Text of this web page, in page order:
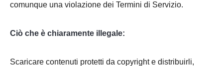
comunque una violazione dei Termini di Servizio.
Ciò che è chiaramente illegale:
Scaricare contenuti protetti da copyright e distribuirli,